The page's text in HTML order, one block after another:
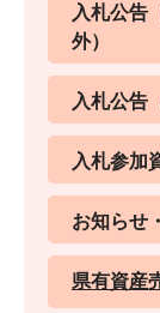
入札公告
外）
入札公告
入札参加
お知らせ
県有資産